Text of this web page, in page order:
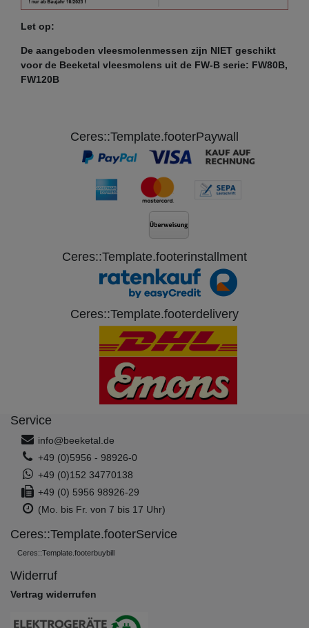
Let op:
De aangeboden vleesmolenmessen zijn NIET geschikt
voor de Beeketal vleesmolens uit de FW-B serie: FW80B,
FW120B
Ceres::Template.footerPaywall
Ceres::Template.footerinstallment
Ceres::Template.footerdelivery
Service
info@beeketal.de
+49 (0)5956 - 98926-0
+49 (0)152 34770138
+49 (0) 5956 98926-29
(Mo. bis Fr. von 7 bis 17 Uhr)
Ceres::Template.footerService
Ceres::Template.footerbuybill
Widerruf
Vertrag widerrufen